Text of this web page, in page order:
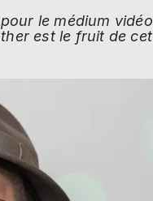
le médium
est le fruit de